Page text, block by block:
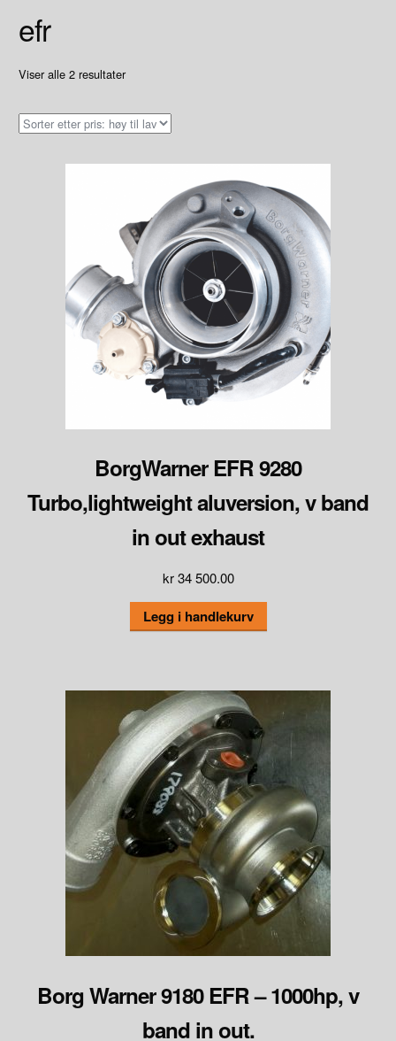
efr
Viser alle 2 resultaterSortet
Høy
lav
BorgWarner EFR 9280
Turbo,lightweight aluversion, v band
in out exhaust
kr34 500.00
Legg i handlekurv
Borg Warner 9180 EFR – 1000hp, v
band in out.